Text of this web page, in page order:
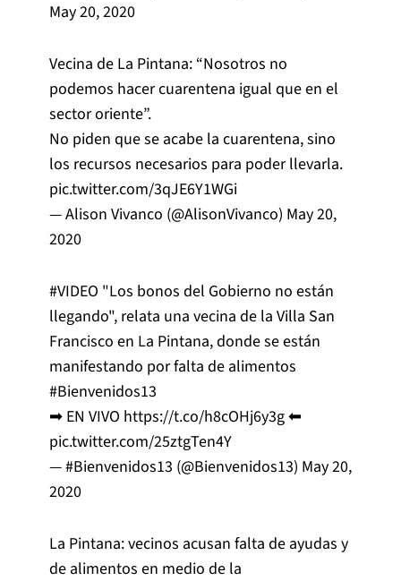
May 20, 2020
Vecina de La Pintana: “Nosotros no
podemos hacer cuarentena igual que en el
sector oriente”.
No piden que se acabe la cuarentena, sino
los recursos necesarios para poder llevarla.
pic.twitter.com/3qJE6Y1WGi
— Alison Vivanco (@AlisonVivanco) May 20,
2020
#VIDEO "Los bonos del Gobierno no están
llegando", relata una vecina de la Villa San
Francisco en La Pintana, donde se están
manifestando por falta de alimentos
#Bienvenidos13
➡ EN VIVO https://t.co/h8cOHj6y3g⬅
pic.twitter.com/25ztgTen4Y
— #Bienvenidos13 (@Bienvenidos13) May 20,
2020
La Pintana: vecinos acusan falta de ayudas y
de alimentos en medio de la